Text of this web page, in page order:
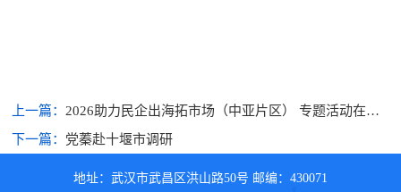
上一篇： 2026助力民企出海拓市场（中亚片区） 专题活动在武
汉举办
下一篇： 党蓁赴十堰市调研
地址：武汉市武昌区洪山路50号 邮编：430071